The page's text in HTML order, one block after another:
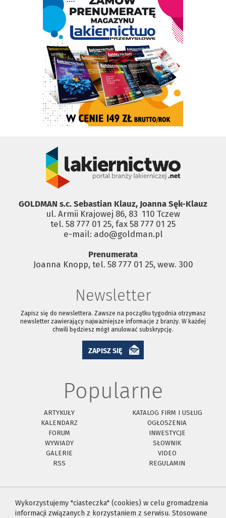
GOLDMAN s.c. Sebastian Klauz, Joanna Sęk-Klauz
ul. Armii Krajowej 86, 83 ­ 110 Tczew
tel. 58 777 01 25, fax 58 777 01 25
e-mail: ado@goldman.pl
Prenumerata
Joanna Knopp, tel. 58 777 01 25, wew. 300
Newsletter
Zapisz się do newslettera. Zawsze na początku tygodnia otrzymasz
newsletter zawierający najważniejsze informacje z branży. W każdej
chwili będziesz mógł anulować subskrypcję.
ZAPISZ SIĘ
Popularne
ARTYKUŁY
KATALOG FIRM I USŁUG
KALENDARZ
OGŁOSZENIA
FORUM
INWESTYCJE
WYWIADY
SŁOWNIK
GALERIE
VIDEO
RSS
REGULAMIN
Wykorzystujemy "ciasteczka" (cookies) w celu gromadzenia
informacji związanych z korzystaniem z serwisu. Stosowane